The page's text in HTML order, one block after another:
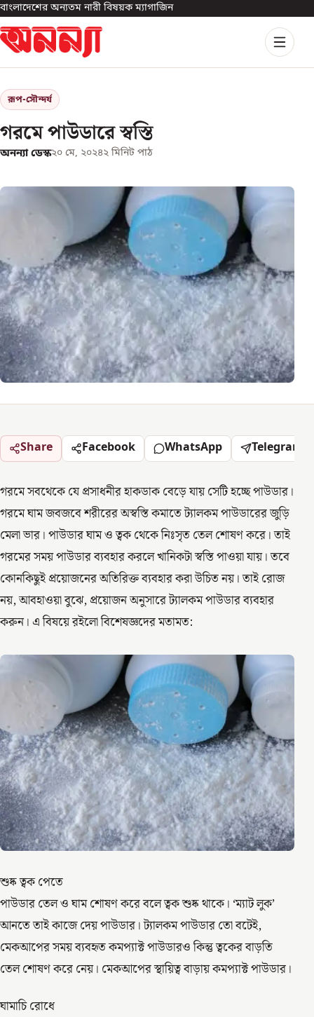
বাংলাদেশের অন্যতম নারী বিষয়ক ম্যাগাজিন
রূপ-সৌন্দর্য
গরমে পাউডারে স্বস্তি
অনন্যা ডেস্ক২০ মে, ২০২৪২ মিনিট পাঠ
Share Facebook WhatsApp Telegram
গরমে সবথেকে যে প্রসাধনীর হাকডাক বেড়ে যায় সেটি হচ্ছে পাউডার।
গরমে ঘাম জবজবে শরীরের অস্বস্তি কমাতে ট্যালকম পাউডারের জুড়ি
মেলা ভার। পাউডার ঘাম ও ত্বক থেকে নিঃসৃত তেল শোষণ করে। তাই
গরমের সময় পাউডার ব্যবহার করলে খানিকটা স্বস্তি পাওয়া যায়। তবে
কোনকিছুই প্রয়োজনের অতিরিক্ত ব্যবহার করা উচিত নয়। তাই রোজ
নয়, আবহাওয়া বুঝে, প্রয়োজন অনুসারে ট্যালকম পাউডার ব্যবহার
করুন। এ বিষয়ে রইলো বিশেষজ্ঞদের মতামত:
শুষ্ক ত্বক পেতে
পাউডার তেল ও ঘাম শোষণ করে বলে ত্বক শুষ্ক থাকে। ‘ম্যাট লুক’
আনতে তাই কাজে দেয় পাউডার। ট্যালকম পাউডার তো বটেই,
মেকআপের সময় ব্যবহৃত কমপ্যাক্ট পাউডারও কিন্তু ত্বকের বাড়তি
তেল শোষণ করে নেয়। মেকআপের স্থায়িত্ব বাড়ায় কমপ্যাক্ট পাউডার।
ঘামাচি রোধে